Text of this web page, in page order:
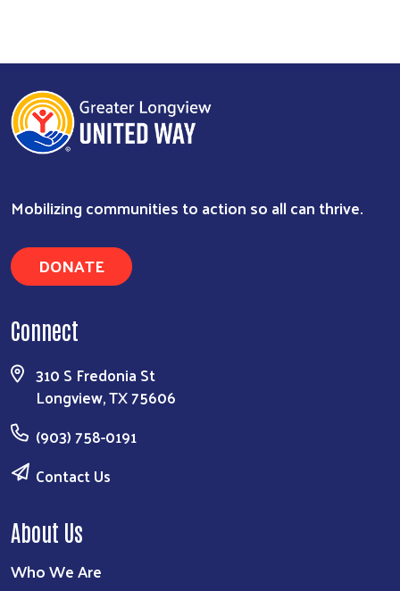
Mobilizing communities to action so all can thrive.
DONATE
Connect
310 S Fredonia St
Longview, TX 75606
(903) 758-0191
Contact Us
About Us
Who We Are